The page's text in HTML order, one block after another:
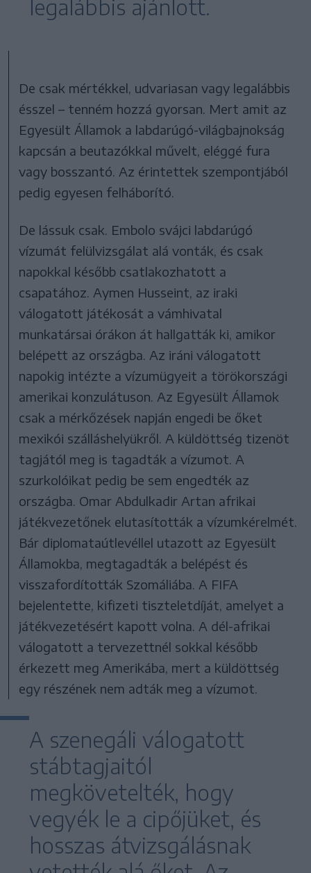
legalábbis ajánlott.
De csak mértékkel, udvariasan vagy legalábbis
ésszel – tenném hozzá gyorsan. Mert amit az
Egyesült Államok a labdarúgó-világbajnokság
kapcsán a beutazókkal művelt, eléggé fura
vagy bosszantó. Az érintettek szempontjából
pedig egyesen felháborító.
De lássuk csak. Embolo svájci labdarúgó
vízumát felülvizsgálat alá vonták, és csak
napokkal később csatlakozhatott a
csapatához. Aymen Husseint, az iraki
válogatott játékosát a vámhivatal
munkatársai órákon át hallgatták ki, amikor
belépett az országba. Az iráni válogatott
napokig intézte a vízumügyeit a törökországi
amerikai konzulátuson. Az Egyesült Államok
csak a mérkőzések napján engedi be őket
mexikói szálláshelyükről. A küldöttség tizenöt
tagjától meg is tagadták a vízumot. A
szurkolóikat pedig be sem engedték az
országba. Omar Abdulkadir Artan afrikai
játékvezetőnek elutasították a vízumkérelmét.
Bár diplomataútlevéllel utazott az Egyesült
Államokba, megtagadták a belépést és
visszafordították Szomáliába. A FIFA
bejelentette, kifizeti tiszteletdíját, amelyet a
játékvezetésért kapott volna. A dél-afrikai
válogatott a tervezettnél sokkal később
érkezett meg Amerikába, mert a küldöttség
egy részének nem adták meg a vízumot.
A szenegáli válogatott
stábtagjaitól
megkövetelték, hogy
vegyék le a cipőjüket, és
hosszas átvizsgálásnak